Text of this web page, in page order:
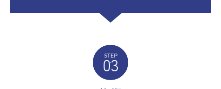
STEP
03